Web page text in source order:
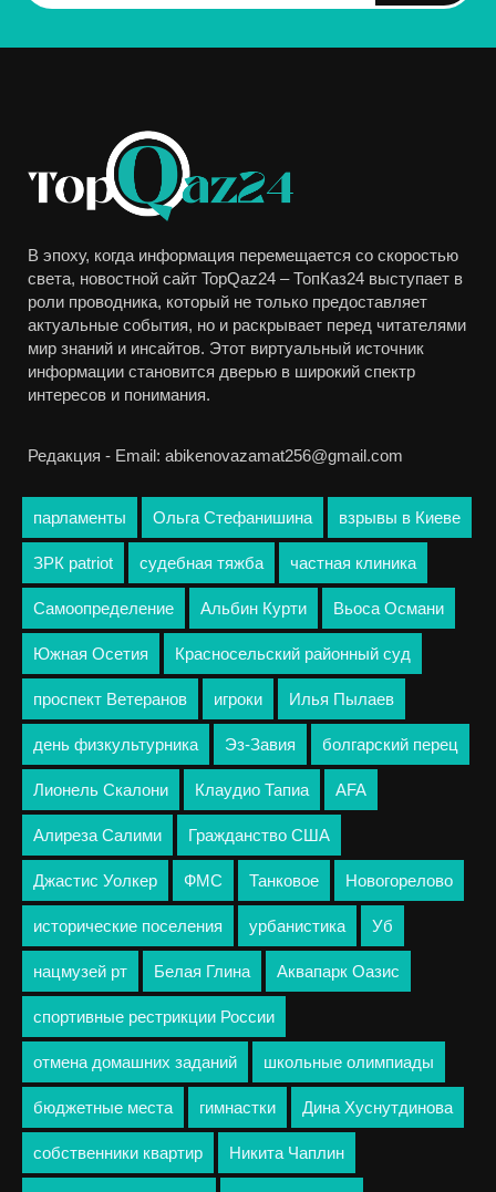
В эпоху, когда информация перемещается со скоростью
света, новостной сайт TopQaz24 – ТопКаз24 выступает в
роли проводника, который не только предоставляет
актуальные события, но и раскрывает перед читателями
мир знаний и инсайтов. Этот виртуальный источник
информации становится дверью в широкий спектр
интересов и понимания.
Редакция - Email: abikenovazamat256@gmail.com
парламенты Ольга Стефанишина взрывы в Киеве
ЗРК patriot судебная тяжба частная клиника
Самоопределение Альбин Курти Вьоса Османи
Южная Осетия Красносельский районный суд
проспект Ветеранов игроки Илья Пылаев
день физкультурника Эз-Завия болгарский перец
Лионель Скалони Клаудио Тапиа AFA
Алиреза Салими Гражданство США
Джастис Уолкер ФМС Танковое Новогорелово
исторические поселения урбанистика Уб
нацмузей рт Белая Глина Аквапарк Оазис
спортивные рестрикции России
отмена домашних заданий школьные олимпиады
бюджетные места гимнастки Дина Хуснутдинова
собственники квартир Никита Чаплин